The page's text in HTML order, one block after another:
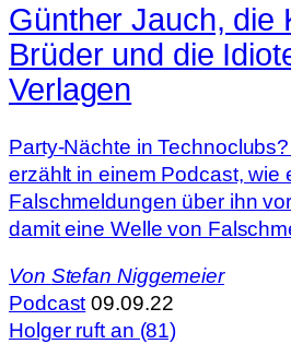
Günther Jauch, die
Brüder und die
Verlagen
Party-Nächte in
erzählt in einem Podcast, wie
Falschmeldungen über ihn
damit eine Welle von
Von Stefan Niggemeier
Podcast 09.09.22
Holger ruft an (81)